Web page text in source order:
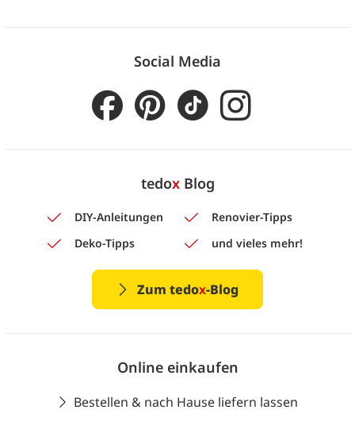
Social Media
tedoxBlog
DIY-Anleitungen
Renovier-Tipps
Deko-Tipps
und vieles mehr!
Zum tedox-Blog
Online einkaufen
Bestellen & nach Hause liefern lassen